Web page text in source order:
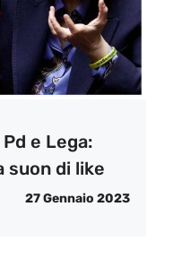
e Lega:
suon di like
27 Gennaio 2023